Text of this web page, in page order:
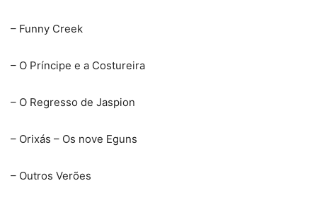
– Funny Creek
– O Príncipe e a Costureira
– O Regresso de Jaspion
– Orixás – Os nove Eguns
– Outros Verões